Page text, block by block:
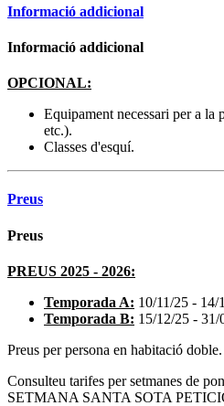
Informació addicional
Informació addicional
OPCIONAL:
Equipament necessari per a la
etc.).
Classes d'esquí.
Preus
Preus
PREUS 2025 - 2026:
Temporada A: 10/11/25 - 14/
Temporada B: 15/12/25 - 31/
Preus per persona en habitació doble.
Consulteu tarifes per setmanes de
SETMANA SANTA SOTA